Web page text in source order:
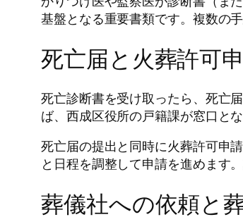
基盤となる重要書類です。複数の
死亡届と火葬許可
死亡診断書を受け取ったら、死亡
ば、西成区役所の戸籍課が窓口と
死亡届の提出と同時に火葬許可申
と日程を調整して申請を進めます
葬儀社への依頼と